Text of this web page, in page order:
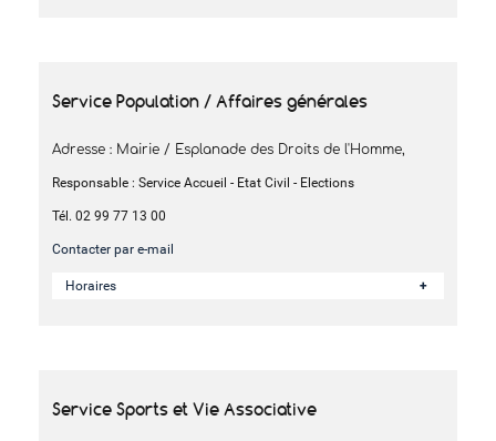
Service Population / Affaires générales
Adresse : Mairie / Esplanade des Droits de l'Homme,
Responsable : Service Accueil - Etat Civil - Elections
Tél. 02 99 77 13 00
Contacter par e-mail
Horaires
Service Sports et Vie Associative